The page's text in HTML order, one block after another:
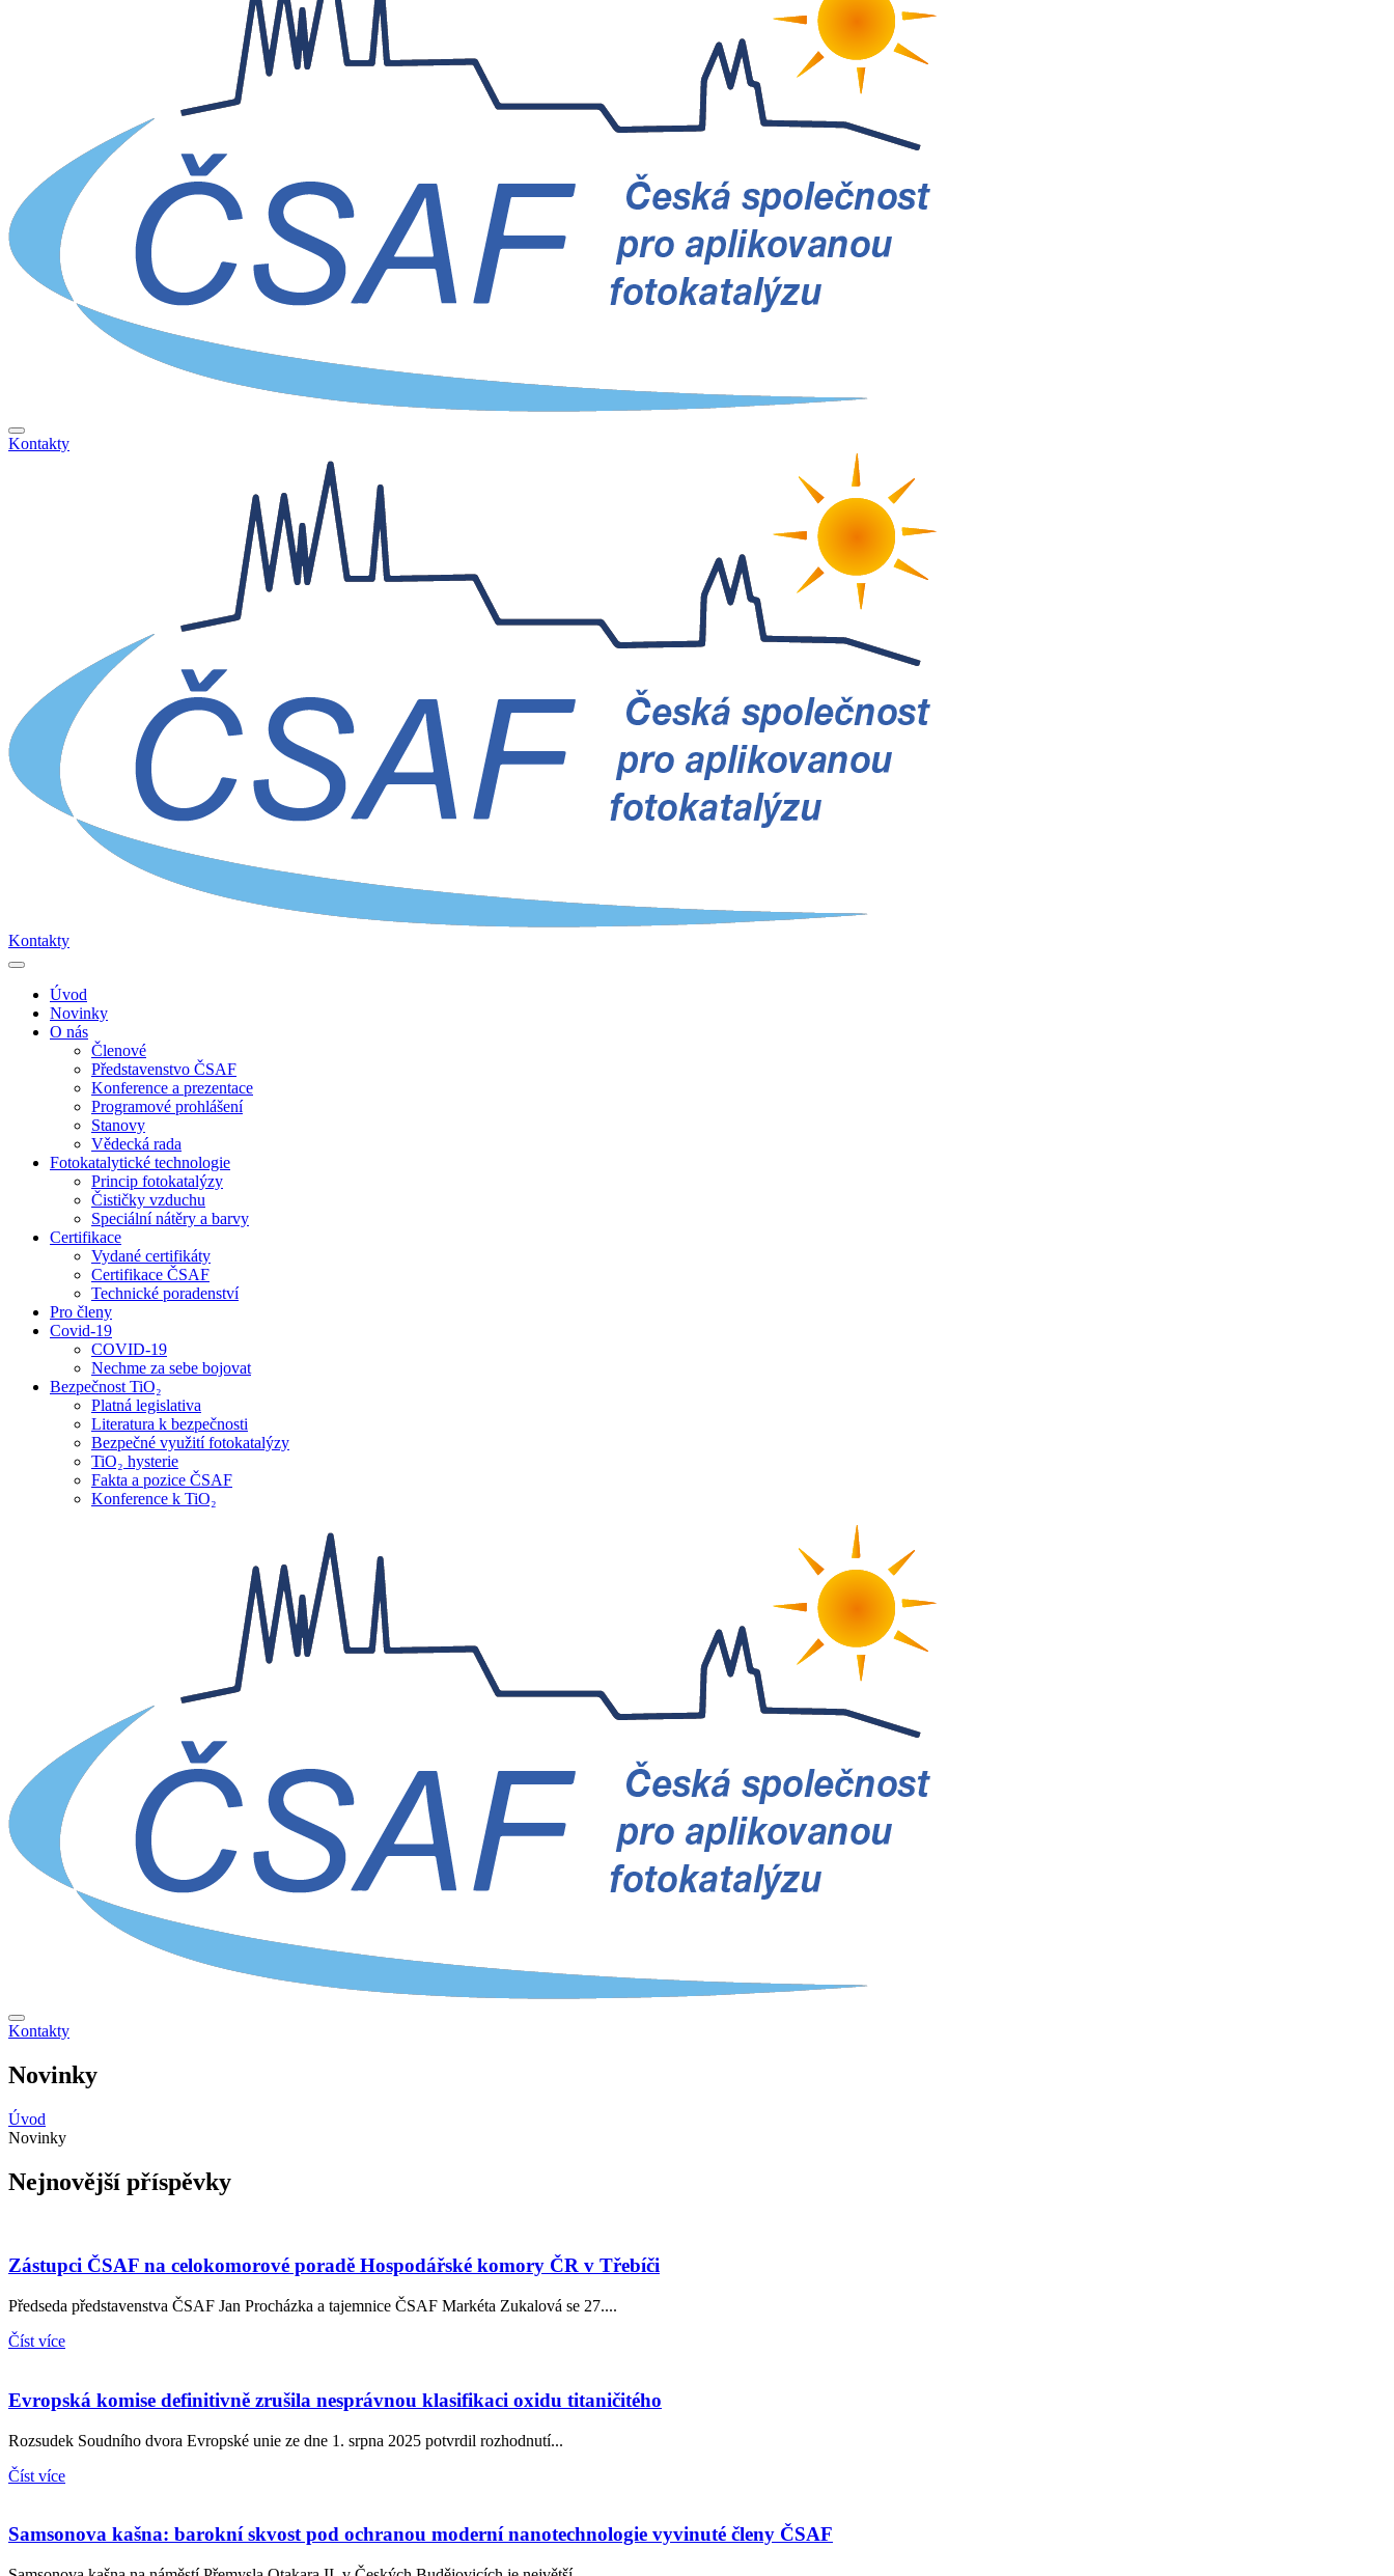
Kontakty
Kontakty
Úvod
Novinky
O nás
Členové
Představenstvo ČSAF
Konference a prezentace
Programové prohlášení
Stanovy
Vědecká rada
Fotokatalytické technologie
Princip fotokatalýzy
Čističky vzduchu
Speciální nátěry a barvy
Certifikace
Vydané certifikáty
Certifikace ČSAF
Technické poradenství
Pro členy
Covid-19
COVID-19
Nechme za sebe bojovat
Bezpečnost TiO₂
Platná legislativa
Literatura k bezpečnosti
Bezpečné využití fotokatalýzy
TiO₂ hysterie
Fakta a pozice ČSAF
Konference k TiO₂
Kontakty
Novinky
Úvod
Novinky
Nejnovější příspěvky
Zástupci ČSAF na celokomorové poradě Hospodářské komory ČR v Třebíči
Předseda představenstva ČSAF Jan Procházka a tajemnice ČSAF Markéta Zukalová se 27....
Číst více
Evropská komise definitivně zrušila nesprávnou klasifikaci oxidu titaničitého
Rozsudek Soudního dvora Evropské unie ze dne 1. srpna 2025 potvrdil rozhodnutí...
Číst více
Samsonova kašna: barokní skvost pod ochranou moderní nanotechnologie vyvinuté členy ČSAF